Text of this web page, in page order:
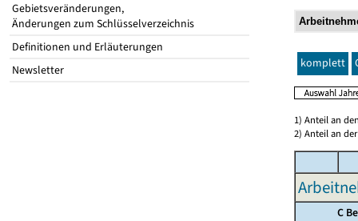
Gebietsveränderungen,
Änderungen zum Schlüsselverzeichnis
Definitionen und Erläuterungen
Newsletter
komplett
1) Anteil an
2) Anteil an
C